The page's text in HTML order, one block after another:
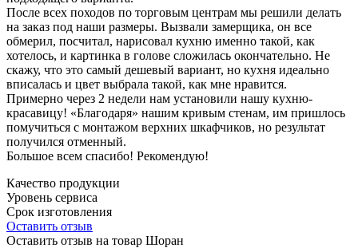
После всех походов по торговым центрам мы решили делать
на заказ под наши размеры. Вызвали замерщика, он все
обмерил, посчитал, нарисовал кухню именно такой, как
хотелось, и картинка в голове сложилась окончательно. Не
скажу, что это самый дешевый вариант, но кухня идеально
вписалась и цвет выбрала такой, как мне нравится.
Примерно через 2 недели нам установили нашу кухню-
красавицу! «Благодаря» нашим кривым стенам, им пришлось
помучиться с монтажом верхних шкафчиков, но результат
получился отменный.
Большое всем спасибо! Рекомендую!
Качество продукции
Уровень сервиса
Срок изготовления
Оставить отзыв
Оставить отзыв на товар Шоран